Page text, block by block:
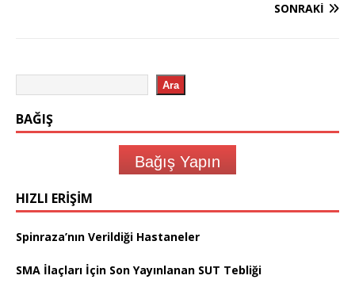
SONRAKI
Ara
BAĞIŞ
Bağış Yapın
HIZLI ERIŞIM
Spinraza’nın Verildiği Hastaneler
SMA İlaçları İçin Son Yayınlanan SUT Tebliği